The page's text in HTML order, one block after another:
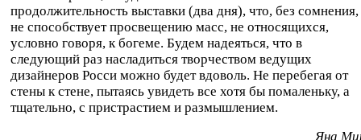
продолжительность выставки (два дня), что, без сомнения,
не способствует просвещению масс, не относящихся,
условно говоря, к богеме. Будем надеяться, что в
следующий раз насладиться творчеством ведущих
дизайнеров Росси можно будет вдоволь. Не перебегая от
стены к стене, пытаясь увидеть все хотя бы помаленьку, а
тщательно, с пристрастием и размышлением.
Яна